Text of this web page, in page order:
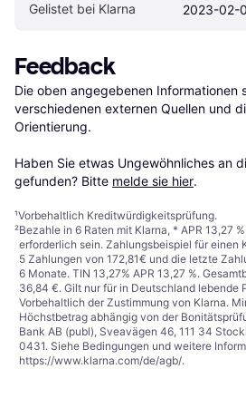
Gelistet bei Klarna 2023-02-
Feedback
Die oben angegebenen Informationen
verschiedenen externen Quellen und
Orientierung.
Haben Sie etwas Ungewöhnliches an
gefunden? Bitte melde sie hier.
¹Vorbehaltlich Kreditwürdigkeitsprüfung.
²Bezahle in 6 Raten mit Klarna, * APR 13,27
erforderlich sein. Zahlungsbeispiel für einen
5 Zahlungen von 172,81€ und die letzte
6 Monate. TIN 13,27% APR 13,27 %.
36,84 €. Gilt nur für in Deutschland lebende
Vorbehaltlich der Zustimmung von Klarna.
Höchstbetrag abhängig von der
Bank AB (publ), Sveavägen 46, 111 34
0431. Siehe Bedingungen und weitere
https://www.klarna.com/de/agb/.